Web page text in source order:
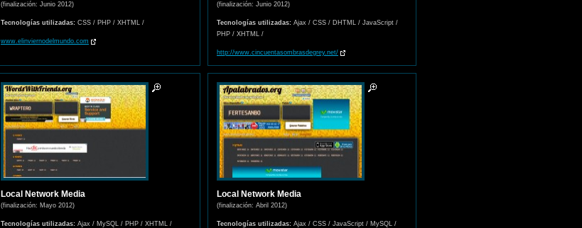
(finalización: Junio 2012)
Tecnologías utilizadas: CSS / PHP / XHTML /
www.elinviernodelmundo.com
(finalización: Junio 2012)
Tecnologías utilizadas: Ajax / CSS / DHTML / JavaScript /
PHP / XHTML /
http://www.cincuentasombrasdegrey.net/
Local Network Media
(finalización: Mayo 2012)
Tecnologías utilizadas: Ajax / MySQL / PHP / XHTML /
Local Network Media
(finalización: Abril 2012)
Tecnologías utilizadas: Ajax / CSS / JavaScript / MySQL /